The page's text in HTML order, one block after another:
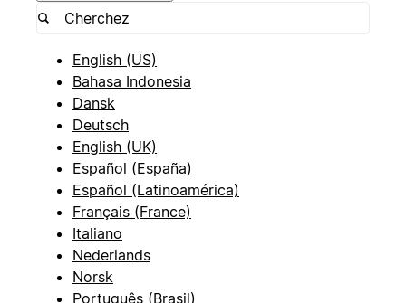
English (US)
Bahasa Indonesia
Dansk
Deutsch
English (UK)
Español (España)
Español (Latinoamérica)
Français (France)
Italiano
Nederlands
Norsk
Português (Brasil)